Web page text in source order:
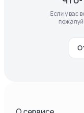
Если у вас